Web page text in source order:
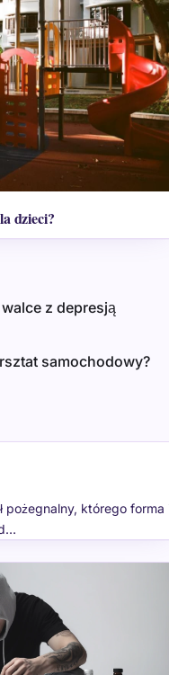
dzieci?
z depresją
samochodowy?
pożegnalny, którego forma